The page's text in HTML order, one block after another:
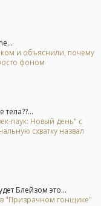
и объяснили, почему
фоном
паук: Новый день" с
схватку назвал
Блейзом это...
"Призрачном гонщике"